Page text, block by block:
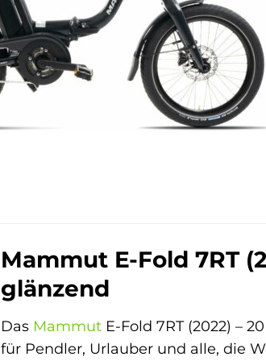
Mammut E-Fold 7RT
glänzend
Das Mammut E-Fold 7RT (2022) –
für Pendler, Urlauber und alle, die